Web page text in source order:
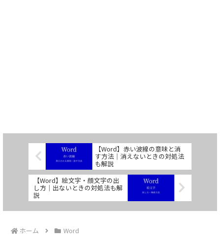
【Word】赤い波線の意味と消
す方法｜消えないときの対処法
も解説
【Word】絵文字・顔文字の出
し方｜出ないときの対処法も解
説
ホーム Word